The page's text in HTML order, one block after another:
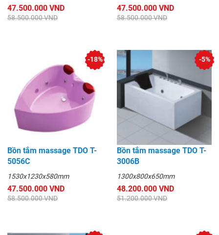
47.500.000 VND
58.500.000 VND
47.500.000 VND
58.500.000 VND
Bồn tắm massage TDO T-
5056C
1530x1230x580mm
47.500.000 VND
58.500.000 VND
-18%
Bồn tắm massage TDO T-
3006B
1300x800x650mm
48.200.000 VND
51.200.000 VND
-5%